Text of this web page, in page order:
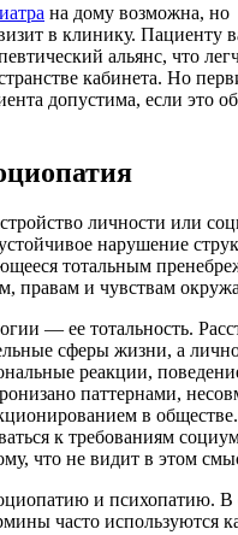
на дому возможна, но
в клинику. Пациенту
альянс, что
кабинета. Но
допустима, если это
личности или
нарушение
тотальным
правам и чувствам
— ее тотальность.
сферы жизни, а
реакции,
паттернами,
в
к требованиям
что не видит в этом
и психопатию. В
часто используются